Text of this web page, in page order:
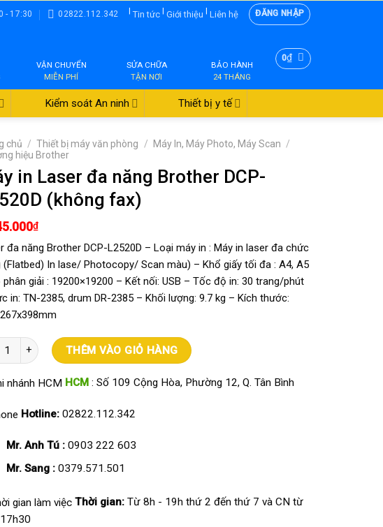
- 17:30 02822.112.342 |Tin tức | Giới thiệu | Liên hệ ĐĂNG NHẬP
VẬN CHUYỂN
MIỄN PHÍ
SỬA CHỮA
TẬN NƠI
BẢO HÀNH
24 THÁNG
0₫
Kiểm soát An ninh Thiết bị y tế
chủ / Thiết bị máy văn phòng / Máy In, Máy Photo, Máy Scan /
hiệu Brother
in Laser đa năng Brother DCP-
(không fax)
₫
đa năng Brother DCP-L2520D – Loại máy in : Máy in laser đa chức
(Flatbed) In lase/ Photocopy/ Scan màu) – Khổ giấy tối đa : A4, A5
giải : 19200×19200 – Kết nối: USB – Tốc độ in: 30 trang/phút
in: TN-2385, drum DR-2385 – Khối lượng: 9.7 kg – Kích thước:
Laser đa năng Brother DCP-L2520D (không fax) số lượng
THÊM VÀO GIỎ HÀNG
HCM: Số 109 Cộng Hòa, Phường 12, Q. Tân Bình
Hotline:02822.112.342
Mr. Anh Tú : 0903 222 603
Mr. Sang : 0379.571.501
Thời gian:Từ 8h - 19h thứ 2 đến thứ 7 và CN từ